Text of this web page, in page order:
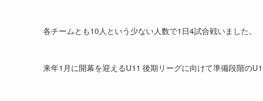
各チームとも10人という少ない人数で1日4試合戦いました。
来年1月に開幕を迎えるU11 後期リーグに向けて準備段階の